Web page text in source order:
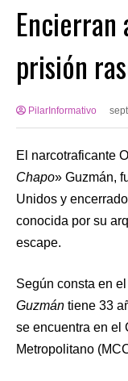
Encierran
prisión
PilarInformativo
El narcotraficante
Chapo» Guzmán,
Unidos y
conocida por su
escape.
Según consta en
Guzmán tiene 33
se encuentra en el
Metropolitano